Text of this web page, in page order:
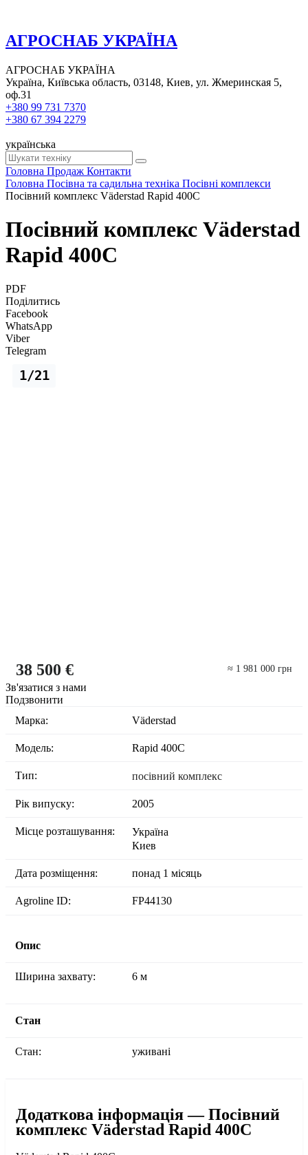
АГРОСНАБ УКРАЇНА
АГРОСНАБ УКРАЇНА
Україна, Київська область, 03148, Киев, ул. Жмеринская 5,
оф.31
+380 99 731 7370
+380 67 394 2279
українська
Головна Продаж Контакти
Головна Посівна та садильна техніка Посівні комплекси
Посівний комплекс Väderstad Rapid 400C
Посівний комплекс Väderstad
Rapid 400C
PDF
Поділитись
Facebook
WhatsApp
Viber
Telegram
1/21
38 500 € ≈ 1 981 000 грн
Зв'язатися з нами
Подзвонити
Марка:
Väderstad
Модель: Rapid 400C
Тип: посівний комплекс
Рік випуску: 2005
Місце розташування:
Україна
Киев
Дата розміщення: понад 1 місяць
Agroline ID: FP44130
Опис
Ширина захвату: 6 м
Стан
Стан: уживані
Додаткова інформація — Посівний
комплекс Väderstad Rapid 400C